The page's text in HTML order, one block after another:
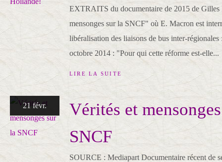
EXTRAITS du documentaire de 2015 de Gilles
mensonges sur la SNCF" où E. Macron est
libéralisation des liaisons de bus inter-
octobre 2014 : "Pour qui cette réforme est-elle...
LIRE LA SUITE
21 févr.
Vérités et
SNCF
SOURCE : Mediapart Documentaire récent de